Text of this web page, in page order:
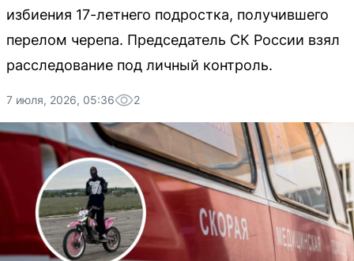
избиения 17-летнего подростка, получившего
перелом черепа. Председатель СК России взял
расследование под личный контроль.
7 июля, 2026, 05:36 2